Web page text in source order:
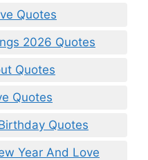
Quotes
2026 Quotes
Quotes
Quotes
Quotes
Year And Love